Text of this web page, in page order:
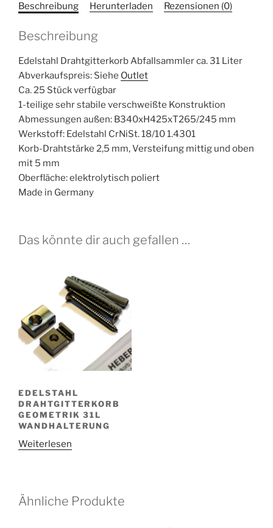
Beschreibung Herunterladen Rezensionen (0)
Beschreibung
Edelstahl Drahtgitterkorb Abfallsammler ca. 31 Liter
Abverkaufspreis: Siehe Outlet
Ca. 25 Stück verfügbar
1-teilige sehr stabile verschweißte Konstruktion
Abmessungen außen: B340xH425xT265/245 mm
Werkstoff: Edelstahl CrNiSt. 18/10 1.4301
Korb-Drahtstärke 2,5 mm, Versteifung mittig und oben
mit 5 mm
Oberfläche: elektrolytisch poliert
Made in Germany
Das könnte dir auch gefallen …
EDELSTAHL
DRAHTGITTERKORB
GEOMETRIK 31L
WANDHALTERUNG
Weiterlesen
Ähnliche Produkte